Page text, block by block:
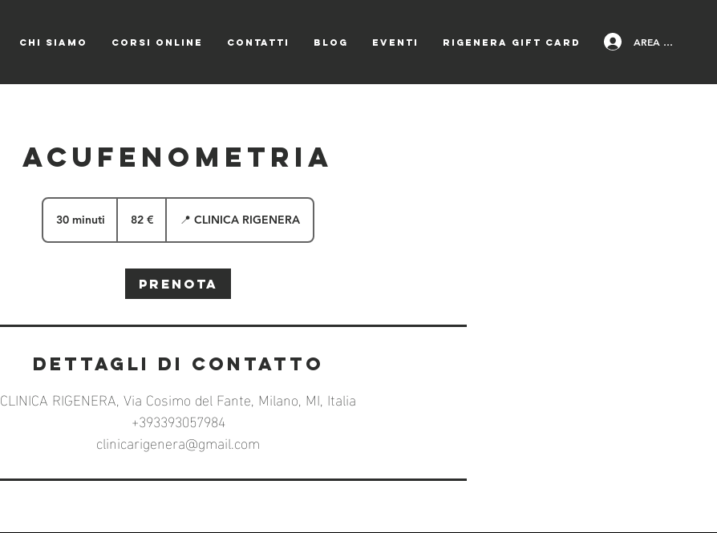
CHI SIAMO CORSI ONLINE CONTATTI Blog EVENTI Rigenera Gift Card AREA PAZIENTI
Acufenometria
30 minuti 82 € 📍 CLINICA RIGENERA
Prenota
Dettagli di contatto
CLINICA RIGENERA, Via Cosimo del Fante, Milano, MI, Italia
+393393057984
clinicarigenera@gmail.com